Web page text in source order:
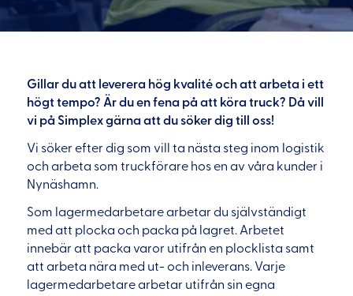
Gillar du att leverera hög kvalité och att arbeta i ett
högt tempo? Är du en fena på att köra truck? Då vill
vi på Simplex gärna att du söker dig till oss!
Vi söker efter dig som vill ta nästa steg inom logistik
och arbeta som truckförare hos en av våra kunder i
Nynäshamn.
Som lagermedarbetare arbetar du självständigt
med att plocka och packa på lagret. Arbetet
innebär att packa varor utifrån en plocklista samt
att arbeta nära med ut- och inleverans. Varje
lagermedarbetare arbetar utifrån sin egna